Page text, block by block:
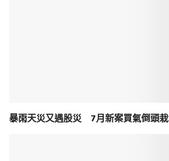
暴雨天災又遇股災 7月新案買氣倒頭栽